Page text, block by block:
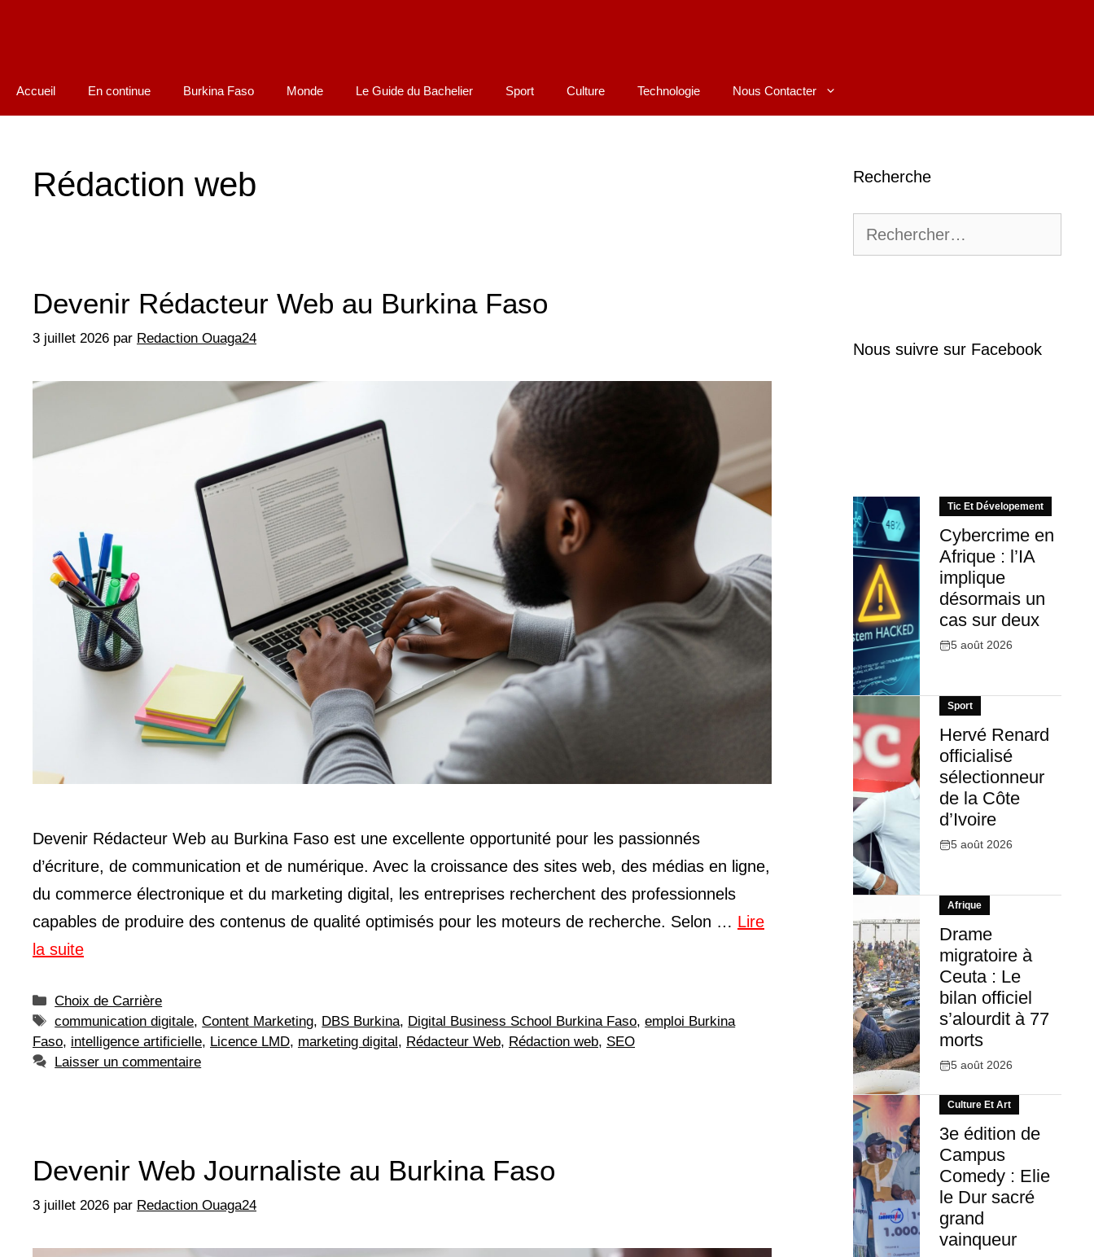
Accueil En continue Burkina Faso Monde Le Guide du Bachelier Sport Culture Technologie Nous Contacter
Rédaction web
Devenir Rédacteur Web au Burkina Faso
3 juillet 2026 par Redaction Ouaga24
Devenir Rédacteur Web au Burkina Faso est une excellente opportunité pour les passionnés
d’écriture, de communication et de numérique. Avec la croissance des sites web, des médias en ligne,
du commerce électronique et du marketing digital, les entreprises recherchent des professionnels
capables de produire des contenus de qualité optimisés pour les moteurs de recherche. Selon … Lire
la suite
Catégories
Choix de Carrière
Étiquettes
communication digitale,Content Marketing, DBS Burkina, Digital Business School Burkina Faso,emploi Burkina
Faso, intelligence artificielle, Licence LMD, marketing digital , Rédacteur Web, Rédaction web, SEO
Laisser un commentaire
Devenir Web Journaliste au Burkina Faso
3 juillet 2026 par Redaction Ouaga24
Recherche
Nous suivre sur Facebook
Tic Et Dévelopement
Cybercrime en
Afrique : l’IA
implique
désormais un
cas sur deux
5 août 2026
Sport
Hervé Renard
officialisé
sélectionneur
de la Côte
d’Ivoire
5 août 2026
Afrique
Drame
migratoire à
Ceuta : Le
bilan officiel
s’alourdit à 77
morts
5 août 2026
Culture Et Art
3e édition de
Campus
Comedy : Elie
le Dur sacré
grand
vainqueur